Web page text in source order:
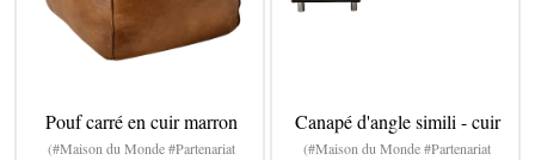
Pouf carré en cuir marron
(#Maison du Monde #Partenariat
Canapé d'angle simili - cuir
(#Maison du Monde #Partenariat